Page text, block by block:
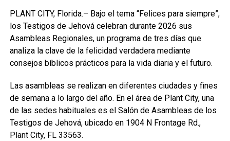
en riesgos futuros.
En diciembre, un panel de tres jueces de apelación, dos
nombrados por republicanos y uno por un demócrata,
ratificó unánimemente la ley y rechazó las reclamaciones
Agregando tensión, la corte está escuchando argumentos
justo nueve días antes de que la ley deba entrar en vigor y
10 días antes de que una nueva administración asuma el
cargo.
PLANT CITY, Florida.– Bajo el tema “Felices para siempre”,
los Testigos de Jehová celebran durante 2026 sus
Asambleas Regionales, un programa de tres días que
analiza la clave de la felicidad verdadera mediante
consejos bíblicos prácticos para la vida diaria y el futuro.
Las asambleas se realizan en diferentes ciudades y fines
de semana a lo largo del año. En el área de Plant City, una
de las sedes habituales es el Salón de Asambleas de los
Testigos de Jehová, ubicado en 1904 N Frontage Rd.,
Plant City, FL 33563.